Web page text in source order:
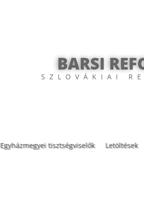
BARSI
SZLOVÁKIAI
Egyházmegyei tisztségviselők Letöltések